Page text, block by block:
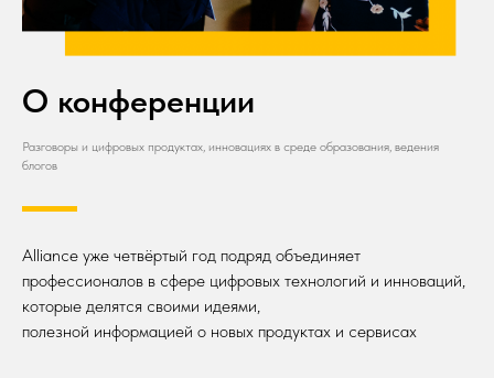
О конференции
Разговоры и цифровых продуктах, инновациях в среде образования, ведения
блогов
Alliance уже четвёртый год подряд объединяет
профессионалов в сфере цифровых технологий и инноваций,
которые делятся своими идеями,
полезной информацией о новых продуктах и сервисах